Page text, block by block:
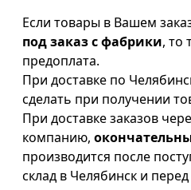
Если товары в Вашем
под заказ с фабрики, то
предоплата.
При доставке по
сделать при получении
При доставке заказов
компанию,
производится после
склад в Челябинск и